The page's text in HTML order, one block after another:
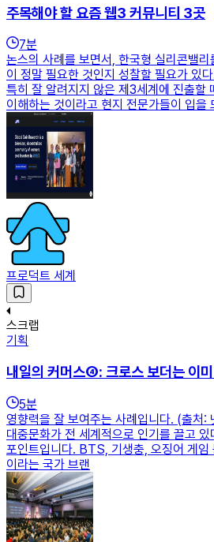
주목해야 할 요즘 웹3 커뮤니티 3곳
7분
논스의 사례를 보면서, 한국형 실리콘밸
이 정말 필요한 것인지 성찰할 필요가 있
특히 잘 알려지지 않은 제3세계에 진출할
이해하는 것이라고 현지 전문가들이 입을
프로덕트 세계
스크랩
기획
내일의 커머스④: 크로스 보더는 이
5분
영향력을 잘 보여주는 사례입니다. (출처:
대중문화가 전 세계적으로 인기를 끌고
포인트입니다. BTS, 기생충, 오징어 게임
이라는 국가 브랜